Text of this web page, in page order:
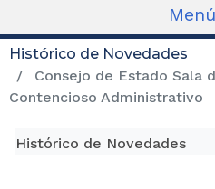
Menú
Histórico de Novedades
Consejo de Estado Sala
Contencioso Administrativo
Histórico de Novedades